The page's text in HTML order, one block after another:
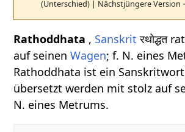
(Unterschied) | Nächstjüngere
Rathoddhata , Sanskrit रथोद्धत
auf seinenWagen; f. N. eines
Rathoddhata ist ein
übersetzt werden mit stolz auf
N. eines Metrums.